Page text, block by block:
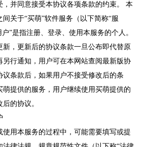
，并同意接受本协议各项条款的约束。 本
关于“买萌”软件服务（以下简称“服
”是指注册、登录、使用本服务的个人。
新，更新后的协议条款一旦公布即代替原
另行通知，用户可在本网站查阅最新版协
议条款后，如果用户不接受修改后的条
萌提供的服务，用户继续使用买萌提供的
的协议。
使用本服务的过程中，可能需要填写或提